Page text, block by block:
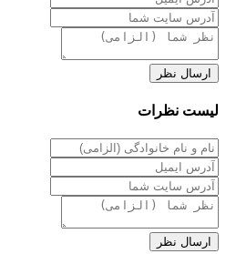
ارسال نظر
لیست نظرات
ارسال نظر